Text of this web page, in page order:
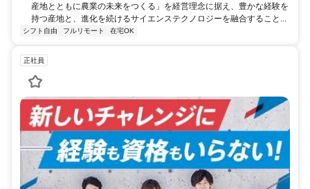
産地とともに農業の未来をつくる」を経営理念に据え、豊かな経験を
持つ産地と、進化を続けるサイエンステクノロジーを融合すること...
シフト自由 フルリモート 在宅OK
正社員